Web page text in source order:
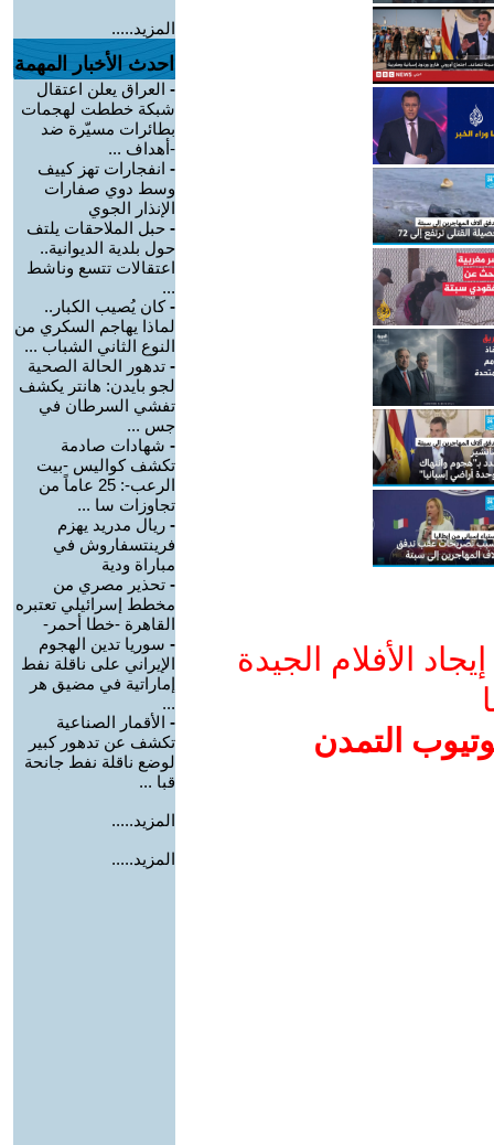
الأفلام الجيدة
التمدن
المزيد.....
احدث الأخبار المهمة
- العراق يعلن اعتقال
شبكة خططت لهجمات
بطائرات مسيّرة ضد
-أهداف ...
- انفجارات تهز كييف
وسط دوي صفارات
الإنذار الجوي
- حبل الملاحقات يلتف
حول بلدية الديوانية..
اعتقالات تتسع وناشط
...
-كان يُصيب الكبار..
لماذا يهاجم السكري من
النوع الثاني الشباب ...
- تدهور الحالة الصحية
لجو بايدن: هانتر يكشف
تفشي السرطان في
جس ...
- شهادات صادمة
تكشف كواليس -بيت
الرعب-: 25 عاماً من
تجاوزات سا ...
- ريال مدريد يهزم
فرينتسفاروش في
مباراة ودية
- تحذير مصري من
مخطط إسرائيلي تعتبره
القاهرة -خطا أحمر-
- سوريا تدين الهجوم
الإيراني على ناقلة نفط
إماراتية في مضيق هر
...
- الأقمار الصناعية
تكشف عن تدهور كبير
لوضع ناقلة نفط جانحة
قبا ...
المزيد.....
المزيد.....